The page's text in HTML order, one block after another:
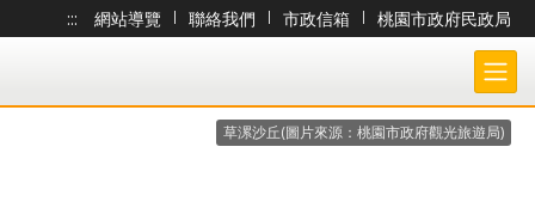
跳到主要內容
::: 網站導覽 | 聯絡我們 | 市政信箱 |
桃園市政府民政局
桃園市政府民政局-大宗戶籍謄本作業 各戶所收件處理狀況查詢系統
草漯沙丘(圖片來源：桃園市政府觀光旅遊局)